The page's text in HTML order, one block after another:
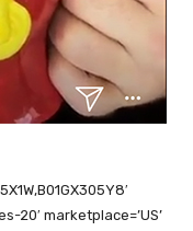
20′ marketplace=’US’